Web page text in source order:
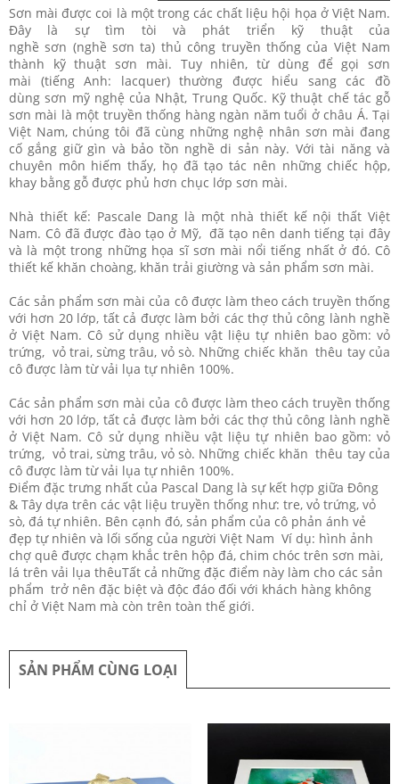
Sơn mài được coi là một trong các chất liệu hội họa ở Việt Nam.
Đây là sự tìm tòi và phát triển kỹ thuật của
nghề sơn (nghề sơn ta) thủ công truyền thống của Việt Nam
thành kỹ thuật sơn mài. Tuy nhiên, từ dùng để gọi sơn
mài (tiếng Anh: lacquer) thường được hiểu sang các đồ
dùng sơn mỹ nghệ của Nhật, Trung Quốc. Kỹ thuật chế tác gỗ
sơn mài là một truyền thống hàng ngàn năm tuổi ở châu Á. Tại
Việt Nam, chúng tôi đã cùng những nghệ nhân sơn mài đang
cố gắng giữ gìn và bảo tồn nghề di sản này. Với tài năng và
chuyên môn hiếm thấy, họ đã tạo tác nên những chiếc hộp,
khay bằng gỗ được phủ hơn chục lớp sơn mài.
Nhà thiết kế: Pascale Dang là một nhà thiết kế nội thất Việt
Nam. Cô đã được đào tạo ở Mỹ, đã tạo nên danh tiếng tại đây
và là một trong những họa sĩ sơn mài nổi tiếng nhất ở đó. Cô
thiết kế khăn choàng, khăn trải giường và sản phẩm sơn mài.
Các sản phẩm sơn mài của cô được làm theo cách truyền thống
với hơn 20 lớp, tất cả được làm bởi các thợ thủ công lành nghề
ở Việt Nam. Cô sử dụng nhiều vật liệu tự nhiên bao gồm: vỏ
trứng, vỏ trai, sừng trâu, vỏ sò. Những chiếc khăn thêu tay của
cô được làm từ vải lụa tự nhiên 100%.
Các sản phẩm sơn mài của cô được làm theo cách truyền thống
với hơn 20 lớp, tất cả được làm bởi các thợ thủ công lành nghề
ở Việt Nam. Cô sử dụng nhiều vật liệu tự nhiên bao gồm: vỏ
trứng, vỏ trai, sừng trâu, vỏ sò. Những chiếc khăn thêu tay của
cô được làm từ vải lụa tự nhiên 100%.
Điểm đặc trưng nhất của Pascal Dang là sự kết hợp giữa Đông
& Tây dựa trên các vật liệu truyền thống như: tre, vỏ trứng, vỏ
sò, đá tự nhiên. Bên cạnh đó, sản phẩm của cô phản ánh vẻ
đẹp tự nhiên và lối sống của người Việt Nam Ví dụ: hình ảnh
chợ quê được chạm khắc trên hộp đá, chim chóc trên sơn mài,
lá trên vải lụa thêuTất cả những đặc điểm này làm cho các sản
phẩm trở nên đặc biệt và độc đáo đối với khách hàng không
chỉ ở Việt Nam mà còn trên toàn thế giới.
SẢN PHẨM CÙNG LOẠI